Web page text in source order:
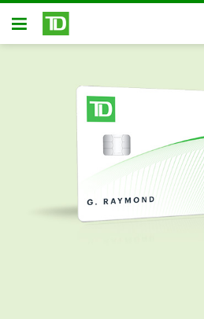
Passer au contenu principal
Ouvert